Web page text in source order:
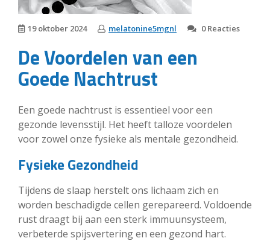
19 oktober 2024 melatonine5mgnl 0 Reacties
De Voordelen van een
Goede Nachtrust
Een goede nachtrust is essentieel voor een
gezonde levensstijl. Het heeft talloze voordelen
voor zowel onze fysieke als mentale gezondheid.
Fysieke Gezondheid
Tijdens de slaap herstelt ons lichaam zich en
worden beschadigde cellen gerepareerd. Voldoende
rust draagt bij aan een sterk immuunsysteem,
verbeterde spijsvertering en een gezond hart.